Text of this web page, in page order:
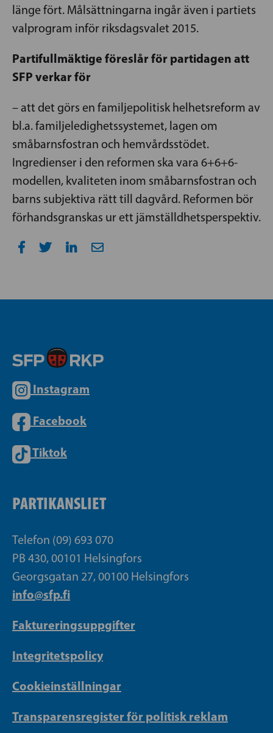
länge fört. Målsättningarna ingår även i partiets
valprogram inför riksdagsvalet 2015.
Partifullmäktige föreslår för partidagen att
SFP verkar för
– att det görs en familjepolitisk helhetsreform av
bl.a. familjeledighetssystemet, lagen om
småbarnsfostran och hemvårdsstödet.
Ingredienser i den reformen ska vara 6+6+6-
modellen, kvaliteten inom småbarnsfostran och
barns subjektiva rätt till dagvård. Reformen bör
förhandsgranskas ur ett jämställdhetsperspektiv.
Instagram
Facebook
Tiktok
PARTIKANSLIET
Telefon (09) 693 070
PB 430, 00101 Helsingfors
Georgsgatan 27, 00100 Helsingfors
info@sfp.fi
Faktureringsuppgifter
Integritetspolicy
Cookieinställningar
Transparensregister för politisk reklam